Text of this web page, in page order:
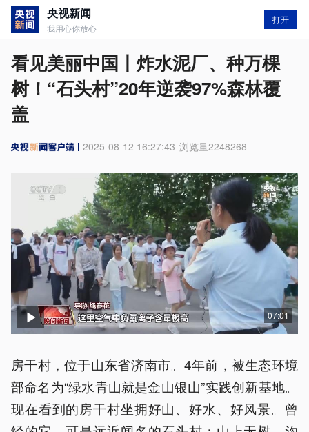
央视新闻
我用心你放心
打开
看见美丽中国丨炸水泥厂、种万棵
树！“石头村”20年逆袭97%森林覆
盖
2025-08-12 16:27:43 浏览量2248268
07:01
房干村，位于山东省济南市。4年前，被生态环境
部命名为“绿水青山就是金山银山”实践创新基地。
现在看到的房干村坐拥好山、好水、好风景。曾